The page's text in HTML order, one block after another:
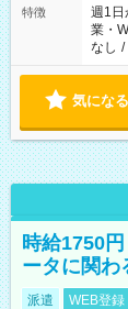
特徴 週1日
業・
なし /
気になる
時給1750
ータに関わ
派遣 WEB登